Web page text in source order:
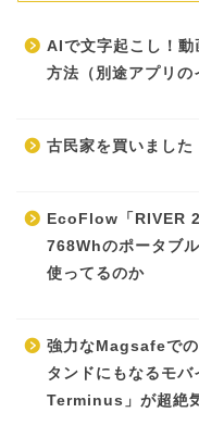
AIで文字起こし！動
方法（別途アプリの
古民家を買いました
EcoFlow「RIVER
768Whのポータブ
使ってるのか
強力なMagsafeでの
タンドにもなるモ
Terminus」が超絶